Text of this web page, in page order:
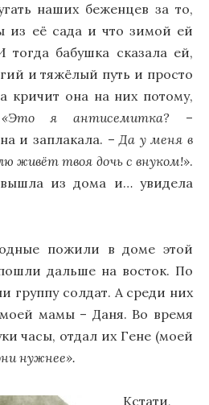
наших беженцев за то,
из её сада и что зимой ей
тогда бабушка сказала ей,
и тяжёлый путь и просто
кричит она на них потому,
«Это я антисемитка? –
и заплакала. –Да у меня в
живёт твоя дочь с внуком!».
из дома и… увидела
пожили в доме этой
дальше на восток. По
группу солдат. А среди них
мамы – Даня. Во время
часы, отдал их Гене (моей
нужнее».
Кстати,